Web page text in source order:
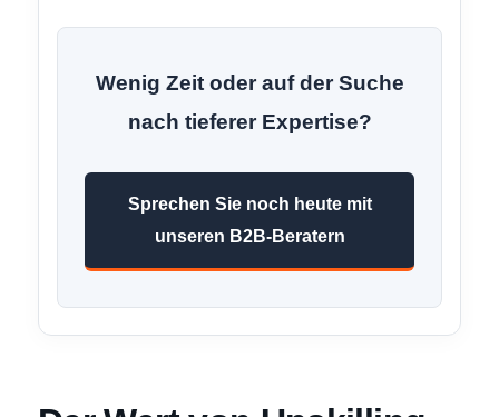
Wenig Zeit oder auf der Suche
nach tieferer Expertise?
Sprechen Sie noch heute mit
unseren B2B-Beratern